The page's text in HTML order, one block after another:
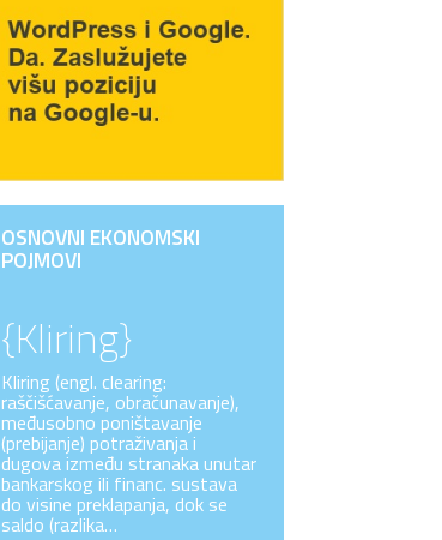
OSNOVNI EKONOMSKI
POJMOVI
{Kliring}
Kliring (engl. clearing:
raščišćavanje, obračunavanje),
međusobno poništavanje
(prebijanje) potraživanja i
dugova između stranaka unutar
bankarskog ili financ. sustava
do visine preklapanja, dok se
saldo (razlika…